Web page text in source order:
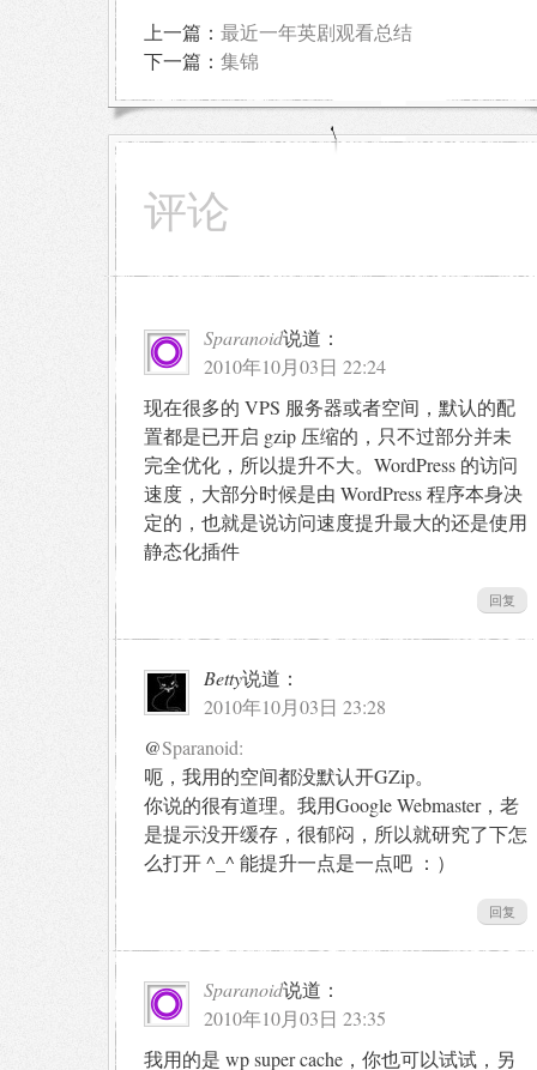
上一篇： 最近一年英剧观看总结
下一篇： 集锦
评论
Sparanoid说道：
2010年10月03日 22:24
现在很多的 VPS 服务器或者空间，默认的配
置都是已开启 gzip 压缩的，只不过部分并未
完全优化，所以提升不大。WordPress 的访问
速度，大部分时候是由 WordPress 程序本身决
定的，也就是说访问速度提升最大的还是使用
静态化插件
回复
Betty说道：
2010年10月03日 23:28
@Sparanoid:
呃，我用的空间都没默认开GZip。
你说的很有道理。我用Google Webmaster，老
是提示没开缓存，很郁闷，所以就研究了下怎
么打开 ^_^ 能提升一点是一点吧 ：）
回复
Sparanoid说道：
2010年10月03日 23:35
我用的是 wp super cache，你也可以试试，另